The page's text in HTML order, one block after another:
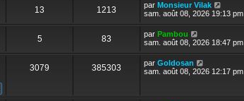
13 1213 par Monsieur Vilak
sam. août 08, 2026 19:13 pm
5 83 par Pambou
sam. août 08, 2026 18:47 pm
3079 385303 par Goldosan
sam. août 08, 2026 12:17 pm